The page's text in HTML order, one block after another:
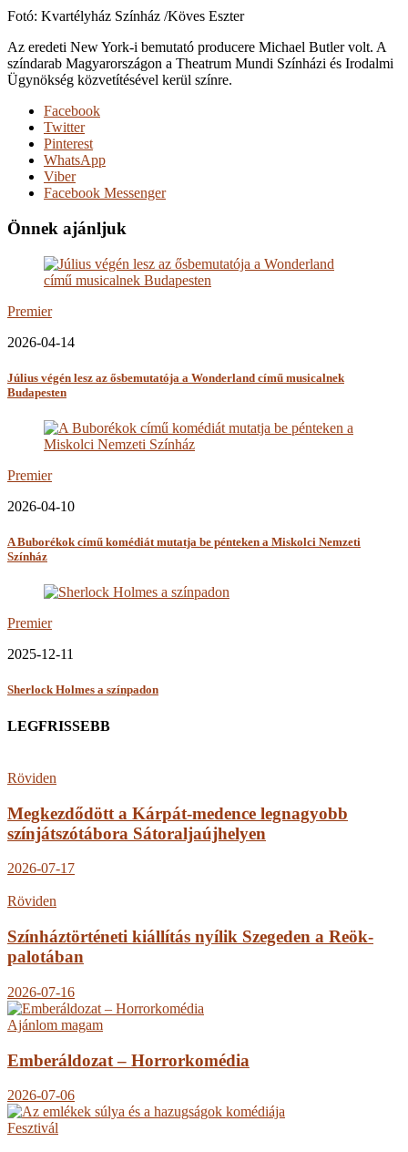
Fotó: Kvartélyház Színház /Köves Eszter
Az eredeti New York-i bemutató producere Michael Butler volt. A
színdarab Magyarországon a Theatrum Mundi Színházi és Irodalmi
Ügynökség közvetítésével kerül színre.
Facebook
Twitter
Pinterest
WhatsApp
Viber
Facebook Messenger
Önnek ajánljuk
Premier
2026-04-14
Július végén lesz az ősbemutatója a Wonderland című musicalnek
Budapesten
Premier
2026-04-10
A Buborékok című komédiát mutatja be pénteken a Miskolci Nemzeti
Színház
Premier
2025-12-11
Sherlock Holmes a színpadon
LEGFRISSEBB
Röviden
Megkezdődött a Kárpát-medence legnagyobb
színjátszótábora Sátoraljaújhelyen
2026-07-17
Röviden
Színháztörténeti kiállítás nyílik Szegeden a Reök-
palotában
2026-07-16
Ajánlom magam
Emberáldozat – Horrorkomédia
2026-07-06
Fesztivál